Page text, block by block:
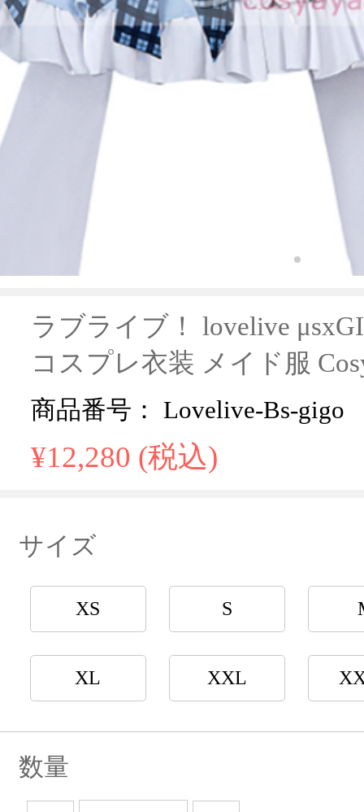
ラブライブ！ lovelive
コスプレ衣装 メイド服
商品番号： Lovelive-Bs-gigo
¥12,280 (税込)
サイズ
XS S
XL XXL
数量